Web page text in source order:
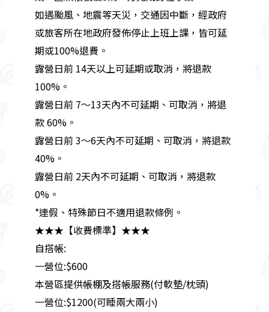
如遇颱風、地震等天災，交通因中斷，經政府
或旅客所在地政府發佈停止上班上課，皆可延
期或100%退費。
露營日前 14天以上可延期或取消，將退款
100%。
露營日前 7～13天內不可延期、可取消，將退
款 60%。
露營日前 3～6天內不可延期、可取消，將退款
40%。
露營日前 2天內不可延期、可取消，將退款
0%。
*連假、特殊節日不適用退款條例。
★★★【收費標準】★★★
自搭帳:
一營位:$600
本營區提供帳棚及搭帳服務(付軟墊/枕頭)
一營位:$1200(可睡兩大兩小)